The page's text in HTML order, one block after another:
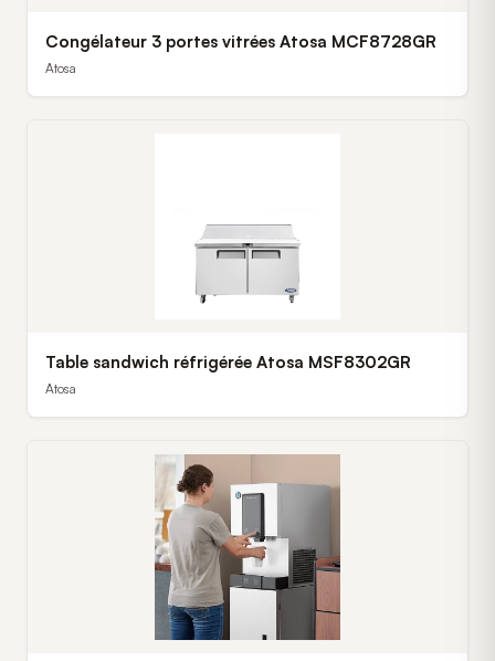
Congélateur 3 portes vitrées Atosa MCF8728GR
Atosa
Table sandwich réfrigérée Atosa MSF8302GR
Atosa